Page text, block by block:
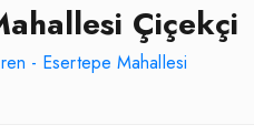
Çiçekçi
- Esertepe Mahallesi